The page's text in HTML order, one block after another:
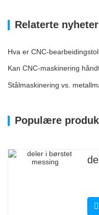
Relaterte nyheter
Populære